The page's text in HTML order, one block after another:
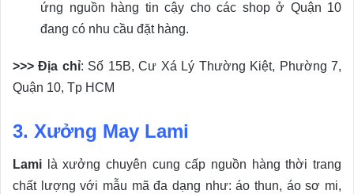
ứng nguồn hàng tin cậy cho các shop ở Quận 10
đang có nhu cầu đặt hàng.
>>> Địa chỉ: Số 15B, Cư Xá Lý Thường Kiệt, Phường 7,
Quận 10, Tp HCM
3. Xưởng May Lami
Lami là xưởng chuyên cung cấp nguồn hàng thời trang
chất lượng với mẫu mã đa dạng như: áo thun, áo sơ mi,